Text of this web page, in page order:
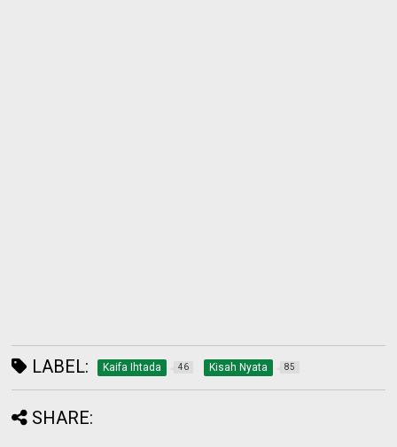
LABEL: Kaifa Ihtada 46 Kisah Nyata 85
SHARE: